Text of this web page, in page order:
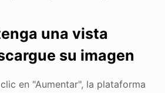
una vista
su imagen
en "Aumentar", la plataforma